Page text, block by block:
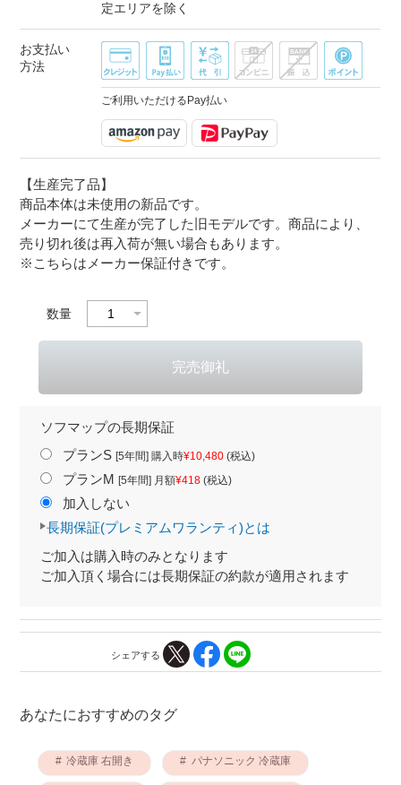
定エリアを除く
お支払い
方法
ご利用いただけるPay払い
【生産完了品】
商品本体は未使用の新品です。
メーカーにて生産が完了した旧モデルです。商品により、
売り切れ後は再入荷が無い場合もあります。
※こちらはメーカー保証付きです。
数量
ソフマップの長期保証
プランS [5年間] 購入時¥10,480(税込)
プランM [5年間] 月額¥418(税込)
加入しない
長期保証(プレミアムワランティ)とは
ご加入は購入時のみとなります
ご加入頂く場合には長期保証の約款が適用されます
シェアする
あなたにおすすめのタグ
冷蔵庫 右開き パナソニック 冷蔵庫